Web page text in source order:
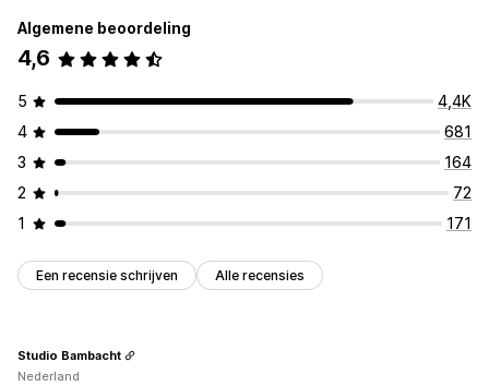
Geautomatiseerde antwoorden
Kortingen
Veelgestelde vragen
Aanpassing
Kleur en lettertype
Welkomstberichten
Algemene beoordeling
4,6
5
4,4K
4
681
3
164
2
72
1
171
Een recensie schrijven Alle recensies
Studio Bambacht
Nederland